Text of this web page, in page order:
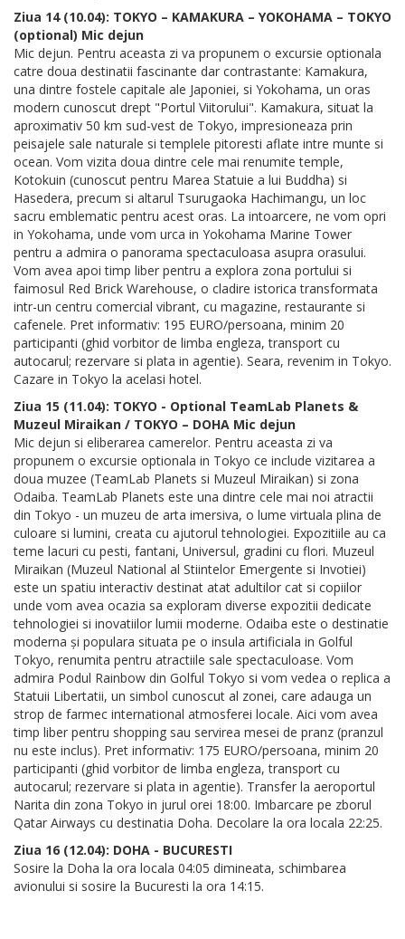
Ziua 14 (10.04): TOKYO – KAMAKURA – YOKOHAMA – TOKYO
(optional) Mic dejun
Mic dejun. Pentru aceasta zi va propunem o excursie optionala
catre doua destinatii fascinante dar contrastante: Kamakura,
una dintre fostele capitale ale Japoniei, si Yokohama, un oras
modern cunoscut drept "Portul Viitorului". Kamakura, situat la
aproximativ 50 km sud-vest de Tokyo, impresioneaza prin
peisajele sale naturale si templele pitoresti aflate intre munte si
ocean. Vom vizita doua dintre cele mai renumite temple,
Kotokuin (cunoscut pentru Marea Statuie a lui Buddha) si
Hasedera, precum si altarul Tsurugaoka Hachimangu, un loc
sacru emblematic pentru acest oras. La intoarcere, ne vom opri
in Yokohama, unde vom urca in Yokohama Marine Tower
pentru a admira o panorama spectaculoasa asupra orasului.
Vom avea apoi timp liber pentru a explora zona portului si
faimosul Red Brick Warehouse, o cladire istorica transformata
intr-un centru comercial vibrant, cu magazine, restaurante si
cafenele. Pret informativ: 195 EURO/persoana, minim 20
participanti (ghid vorbitor de limba engleza, transport cu
autocarul; rezervare si plata in agentie). Seara, revenim in Tokyo.
Cazare in Tokyo la acelasi hotel.
Ziua 15 (11.04): TOKYO - Optional TeamLab Planets &
Muzeul Miraikan / TOKYO – DOHA Mic dejun
Mic dejun si eliberarea camerelor. Pentru aceasta zi va
propunem o excursie optionala in Tokyo ce include vizitarea a
doua muzee (TeamLab Planets si Muzeul Miraikan) si zona
Odaiba. TeamLab Planets este una dintre cele mai noi atractii
din Tokyo - un muzeu de arta imersiva, o lume virtuala plina de
culoare si lumini, creata cu ajutorul tehnologiei. Expozitiile au ca
teme lacuri cu pesti, fantani, Universul, gradini cu flori. Muzeul
Miraikan (Muzeul National al Stiintelor Emergente si Invotiei)
este un spatiu interactiv destinat atat adultilor cat si copiilor
unde vom avea ocazia sa exploram diverse expozitii dedicate
tehnologiei si inovatiilor lumii moderne. Odaiba este o destinatie
moderna și populara situata pe o insula artificiala in Golful
Tokyo, renumita pentru atractiile sale spectaculoase. Vom
admira Podul Rainbow din Golful Tokyo si vom vedea o replica a
Statuii Libertatii, un simbol cunoscut al zonei, care adauga un
strop de farmec international atmosferei locale. Aici vom avea
timp liber pentru shopping sau servirea mesei de pranz (pranzul
nu este inclus). Pret informativ: 175 EURO/persoana, minim 20
participanti (ghid vorbitor de limba engleza, transport cu
autocarul; rezervare si plata in agentie). Transfer la aeroportul
Narita din zona Tokyo in jurul orei 18:00. Imbarcare pe zborul
Qatar Airways cu destinatia Doha. Decolare la ora locala 22:25.
Ziua 16 (12.04): DOHA - BUCURESTI
Sosire la Doha la ora locala 04:05 dimineata, schimbarea
avionului si sosire la Bucuresti la ora 14:15.